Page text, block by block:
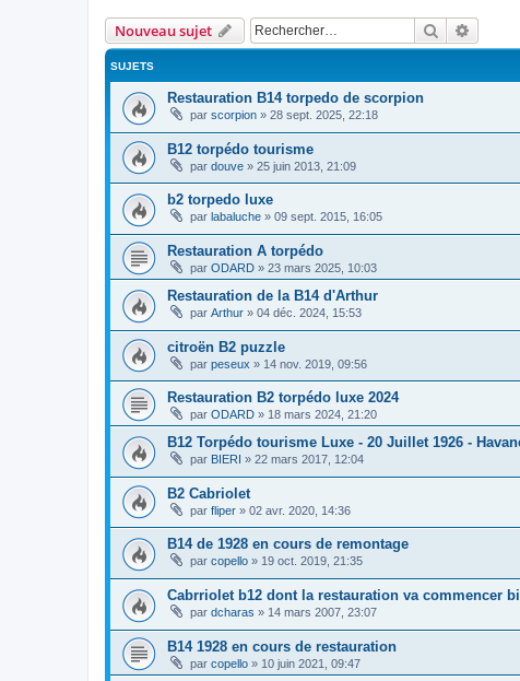
Nouveau sujet Rechercher
SUJETS
Restauration B14 torpedo de scorpion
par scorpion » 28 sept. 2025, 22:18
B12 torpédo tourisme
par douve » 25 juin 2013, 21:09
b2 torpedo luxe
par labaluche » 09 sept. 2015, 16:05
Restauration A torpédo
par ODARD » 23 mars 2025, 10:03
Restauration de la B14 d'Arthur
par Arthur » 04 déc. 2024, 15:53
citroën B2 puzzle
par peseux » 14 nov. 2019, 09:56
Restauration B2 torpédo luxe 2024
par ODARD » 18 mars 2024, 21:20
B12 Torpédo tourisme Luxe - 20 Juillet 1926 -
par BIERI » 22 mars 2017, 12:04
B2 Cabriolet
par fliper » 02 avr. 2020, 14:36
B14 de 1928 en cours de remontage
par copello » 19 oct. 2019, 21:35
Cabrriolet b12 dont la restauration va commencer
par dcharas » 14 mars 2007, 23:07
B14 1928 en cours de restauration
par copello » 10 juin 2021, 09:47